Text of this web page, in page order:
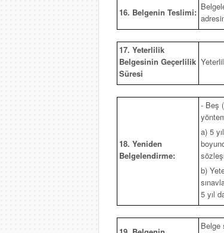
16. Belgenin Teslimi:
17. Yeterlilik
Belgesinin Geçerlilik
Süresi
18. Yeniden
Belgelendirme:
- Beş
a) 5
b)
5 yıl
Belge